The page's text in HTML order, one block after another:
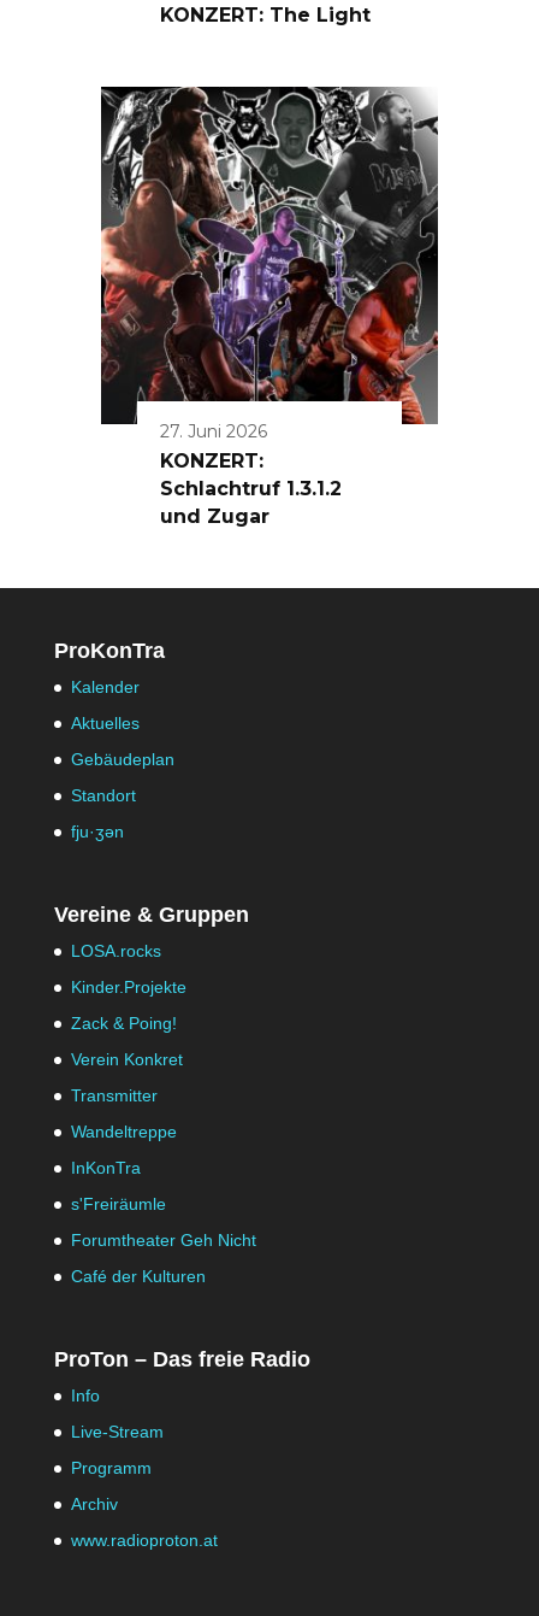
KONZERT: The Light
27. Juni 2026
KONZERT:
Schlachtruf 1.3.1.2
und Zugar
ProKonTra
Kalender
Aktuelles
Gebäudeplan
Standort
fju·ʒən
Vereine & Gruppen
LOSA.rocks
Kinder.Projekte
Zack & Poing!
Verein Konkret
Transmitter
Wandeltreppe
InKonTra
s'Freiräumle
Forumtheater Geh Nicht
Café der Kulturen
ProTon – Das freie Radio
Info
Live-Stream
Programm
Archiv
www.radioproton.at